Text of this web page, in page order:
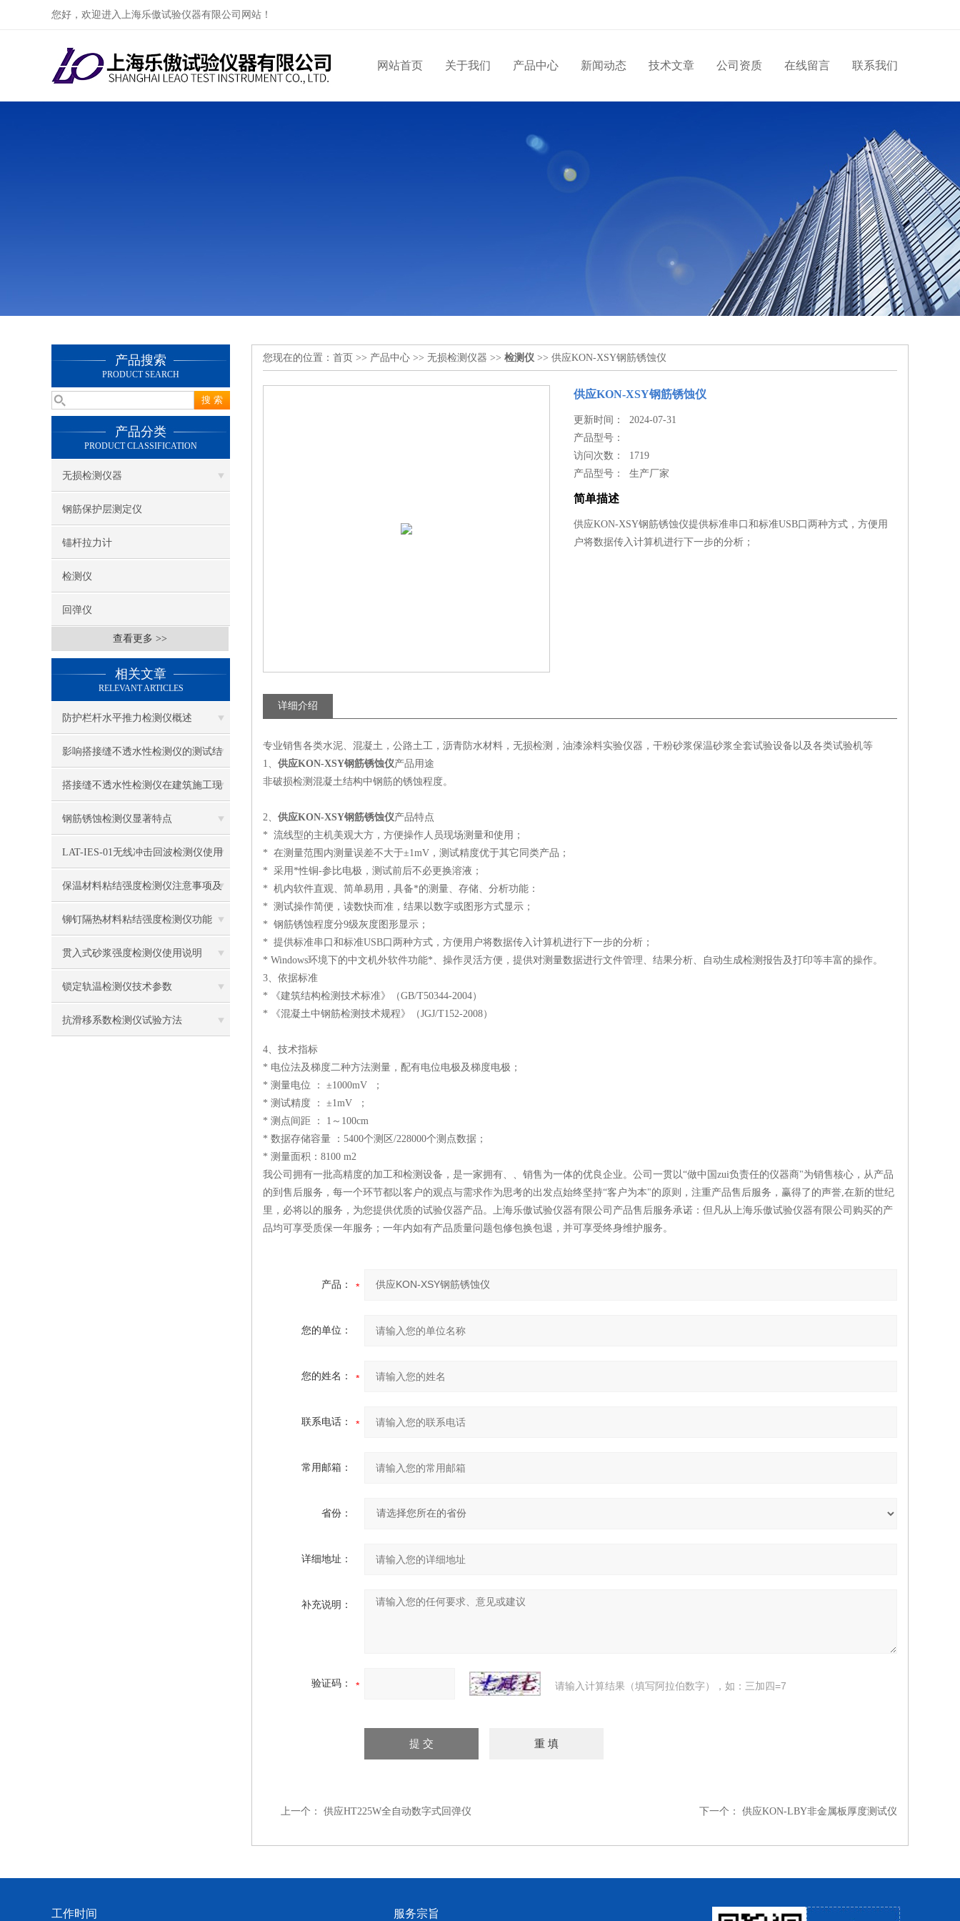
您好，欢迎进入上海乐傲试验仪器有限公司网站！
网站首页 关于我们 产品中心 新闻动态 技术文章 公司资质 在线留言 联系我们
产品搜索
PRODUCT SEARCH
产品分类
PRODUCT CLASSIFICATION
无损检测仪器
钢筋保护层测定仪
锚杆拉力计
检测仪
回弹仪
查看更多 >>
相关文章
RELEVANT ARTICLES
防护栏杆水平推力检测仪概述
影响搭接缝不透水性检测仪的测试结
果的因素有哪些？
搭接缝不透水性检测仪在建筑施工现
场中的应用
钢筋锈蚀检测仪显著特点
LAT-IES-01无线冲击回波检测仪使用
操作方法
保温材料粘结强度检测仪注意事项及
保养
铆钉隔热材料粘结强度检测仪功能
贯入式砂浆强度检测仪使用说明
锁定轨温检测仪技术参数
抗滑移系数检测仪试验方法
您现在的位置： 首页 >> 产品中心 >> 无损检测仪器 >> 检测仪 >> 供应KON-XSY钢筋锈蚀仪
供应KON-XSY钢筋锈蚀仪
更新时间： 2024-07-31
产品型号：
访问次数： 1719
产品型号： 生产厂家
简单描述
供应KON-XSY钢筋锈蚀仪提供标准串口和标准USB口两种方式，方便用
户将数据传入计算机进行下一步的分析；
详细介绍
专业销售各类水泥、混凝土，公路土工，沥青防水材料，无损检测，油漆涂料实验仪器，干粉砂浆保温砂浆全套试验设备以及各类试验机等
1、 供应KON-XSY钢筋锈蚀仪产品用途
非破损检测混凝土结构中钢筋的锈蚀程度。
2、 供应KON-XSY钢筋锈蚀仪产品特点
* 流线型的主机美观大方，方便操作人员现场测量和使用；
* 在测量范围内测量误差不大于±1mV，测试精度优于其它同类产品；
* 采用*性铜-参比电极，测试前后不必更换溶液；
* 机内软件直观、简单易用，具备*的测量、存储、分析功能：
* 测试操作简便，读数快而准，结果以数字或图形方式显示；
* 钢筋锈蚀程度分9级灰度图形显示；
* 提供标准串口和标准USB口两种方式，方便用户将数据传入计算机进行下一步的分析；
* Windows环境下的中文机外软件功能*、操作灵活方便，提供对测量数据进行文件管理、结果分析、自动生成检测报告及打印等丰富的操作。
3、 依据标准
* 《建筑结构检测技术标准》（GB/T50344-2004）
* 《混凝土中钢筋检测技术规程》（JGJ/T152-2008）
4、 技术指标
* 电位法及梯度二种方法测量，配有电位电极及梯度电极；
* 测量电位 ： ±1000mV ；
* 测试精度 ： ±1mV ；
* 测点间距 ： 1～100cm
* 数据存储容量 ：5400个测区/228000个测点数据；
* 测量面积：8100 m2
我公司拥有一批高精度的加工和检测设备，是一家拥有、、销售为一体的优良企业。公司一贯以“做中国zui负责任的仪器商"为销售核心，从产品
的到售后服务，每一个环节都以客户的观点与需求作为思考的出发点始终坚持“客户为本"的原则，注重产品售后服务，赢得了的声誉,在新的世纪
里，必将以的服务，为您提供优质的试验仪器产品。上海乐傲试验仪器有限公司产品售后服务承诺：但凡从上海乐傲试验仪器有限公司购买的产
品均可享受质保一年服务；一年内如有产品质量问题包修包换包退，并可享受终身维护服务。
产品：
您的单位：
您的姓名：
联系电话：
常用邮箱：
省份：
详细地址：
补充说明：
验证码： 请输入计算结果（填写阿拉伯数字），如：三加四=7
上一个： 供应HT225W全自动数字式回弹仪 下一个： 供应KON-LBY非金属板厚度测试仪
工作时间 服务宗旨